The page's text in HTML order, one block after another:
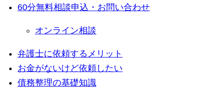
60分無料相談申込・お問い合わせ
オンライン相談
弁護士に依頼するメリット
お金がないけど依頼したい
債務整理の基礎知識